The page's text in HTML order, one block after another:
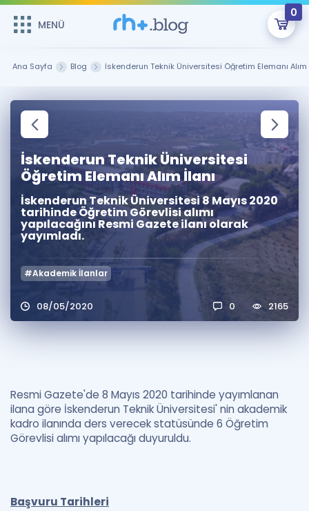
MENÜ
0
Şifremi Hatırlamıyorum
GİRİŞ YAP
ÜYE DEĞİLİM
Sepetin Şu An Boş.
Remzi Hoca ile seni sınava hazırlayacak onlarca eğitim seni
bekliyor!
MENÜ
Çalışma Paketleri
Kitaplar ve Kaynaklar
Katılımcı Görüşleri
Faydalı Araçlar
Ücretsiz Kaynaklar
Puan Hesaplama
Kampanyalar
Blog
İngilizce Gramer
Hakkımızda
Kariyer
Soru & Cevap
Ana Sayfa Blog İskenderun Teknik Üniversitesi Öğretim Elemanı Alım
İskenderun Teknik Üniversitesi
Öğretim Elemanı Alım İlanı
İskenderun Teknik Üniversitesi 8 Mayıs 2020
tarihinde Öğretim Görevlisi alımı
yapılacağını Resmi Gazete ilanı olarak
yayımladı.
#Akademik İlanlar
08/05/2020 0 2165
Resmi Gazete'de 8 Mayıs 2020 tarihinde yayımlanan
ilana göre İskenderun Teknik Üniversitesi' nin akademik
kadro ilanında ders verecek statüsünde 6 Öğretim
Görevlisi alımı yapılacağı duyuruldu.
Başvuru Tarihleri